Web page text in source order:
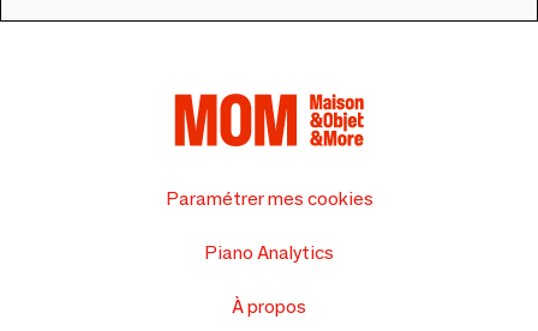
Paramétrer mes cookies
Piano Analytics
À propos